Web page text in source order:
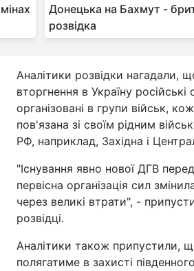
Донецька на Бахмут -
розвідка
Аналітики розвідки нагадали,
вторгнення в Україну російські
організовані в групи військ,
пов'язана зі своїм рідним
РФ, наприклад, Західна і
"Існування явно нової ДГВ
первісна організація сил
через великі втрати", -
розвідці.
Аналітики також припустили,
полягатиме в захисті